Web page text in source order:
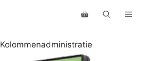
Kolommenadministratie